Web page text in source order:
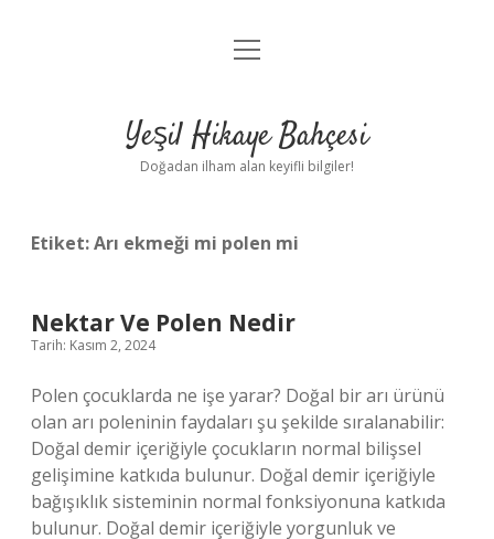
Anasayfa
Yasal Uyarı
menüyü
Yeşil Hikaye Bahçesi
Doğadan ilham alan keyifli bilgiler!
Etiket:Arı ekmeği mi polen mi
Nektar Ve Polen Nedir
Tarih: Kasım 2, 2024
Polen çocuklarda ne işe yarar? Doğal bir arı ürünü
olan arı poleninin faydaları şu şekilde sıralanabilir:
Doğal demir içeriğiyle çocukların normal bilişsel
gelişimine katkıda bulunur. Doğal demir içeriğiyle
bağışıklık sisteminin normal fonksiyonuna katkıda
bulunur. Doğal demir içeriğiyle yorgunluk ve